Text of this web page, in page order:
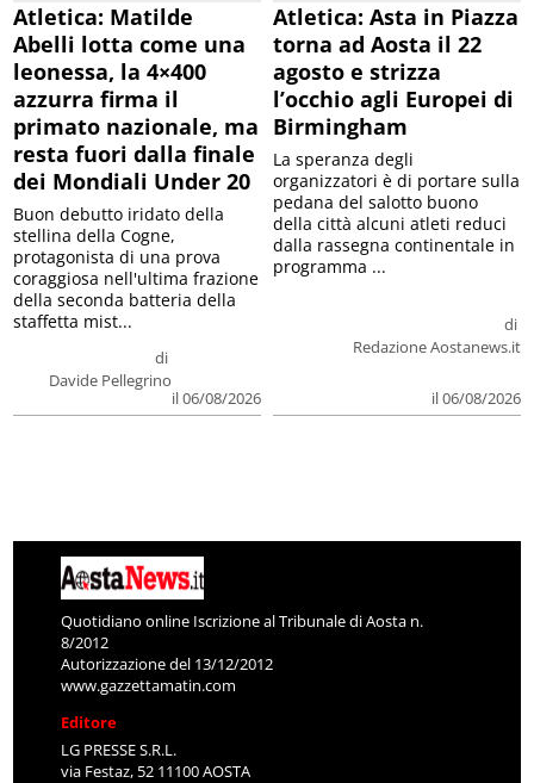
Atletica: Matilde
Abelli lotta come una
leonessa, la 4×400
azzurra firma il
primato nazionale, ma
resta fuori dalla finale
dei Mondiali Under 20
di
Davide Pellegrino
il 06/08/2026
Buon debutto iridato della
stellina della Cogne,
protagonista di una prova
coraggiosa nell'ultima frazione
della seconda batteria della
staffetta mist...
Atletica: Asta in Piazza
torna ad Aosta il 22
agosto e strizza
l’occhio agli Europei di
Birmingham
di
Redazione Aostanews.it
il 06/08/2026
La speranza degli
organizzatori è di portare sulla
pedana del salotto buono
della città alcuni atleti reduci
dalla rassegna continentale in
programma ...
Quotidiano online Iscrizione al Tribunale di Aosta n.
8/2012
Autorizzazione del 13/12/2012
www.gazzettamatin.com
Editore
LG PRESSE S.R.L.
via Festaz, 52 11100 AOSTA